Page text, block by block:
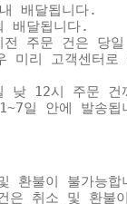
배달됩니다.
배달됩니다.
주문 건은 당일
리 고객센터로
12시 주문 건
일 안에 발송됩
환불이 불가능합
은 취소 및 환불